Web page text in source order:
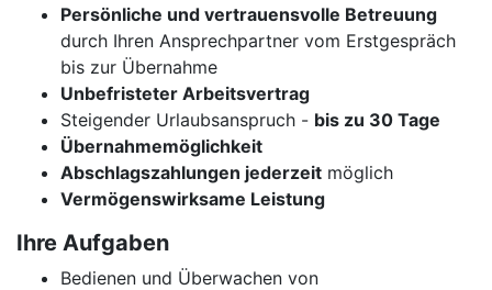
Persönliche und vertrauensvolle Betreuung
durch Ihren Ansprechpartner vom Erstgespräch
bis zur Übernahme
Unbefristeter Arbeitsvertrag
Steigender Urlaubsanspruch - bis zu 30 Tage
Übernahmemöglichkeit
Abschlagszahlungen jederzeit möglich
Vermögenswirksame Leistung
Ihre Aufgaben
Bedienen und Überwachen von